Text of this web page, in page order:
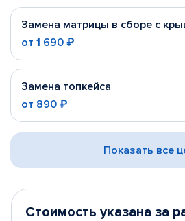
Замена матрицы в сборе с
от 1 690 ₽
Замена топкейса
от 890 ₽
Показать все
Стоимость указана за